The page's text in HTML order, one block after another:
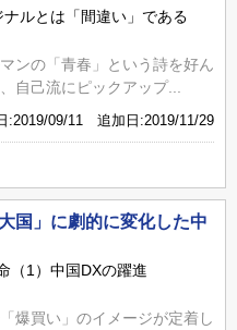
ルとは「間違い」である
ンの「青春」という詩を好ん
自己流にピックアップ...
:2019/09/11 追加日:2019/11/29
国」に劇的に変化した中
（1）中国DXの躍進
爆買い」のイメージが定着し